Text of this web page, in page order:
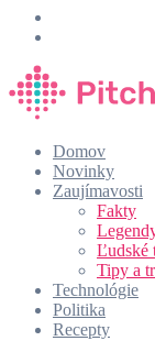
Domov
Novinky
Zaujímavosti
Fakty
Ľudské
Tipy a
Technológie
Politika
Recepty